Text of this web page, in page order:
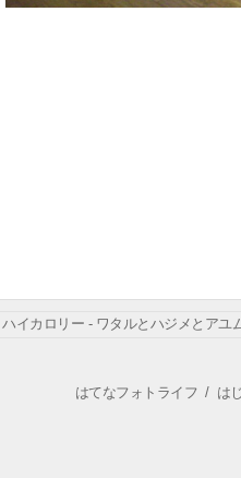
ハイカロリー - ワタルとハジメとアユ
はてなフォトライフ / は